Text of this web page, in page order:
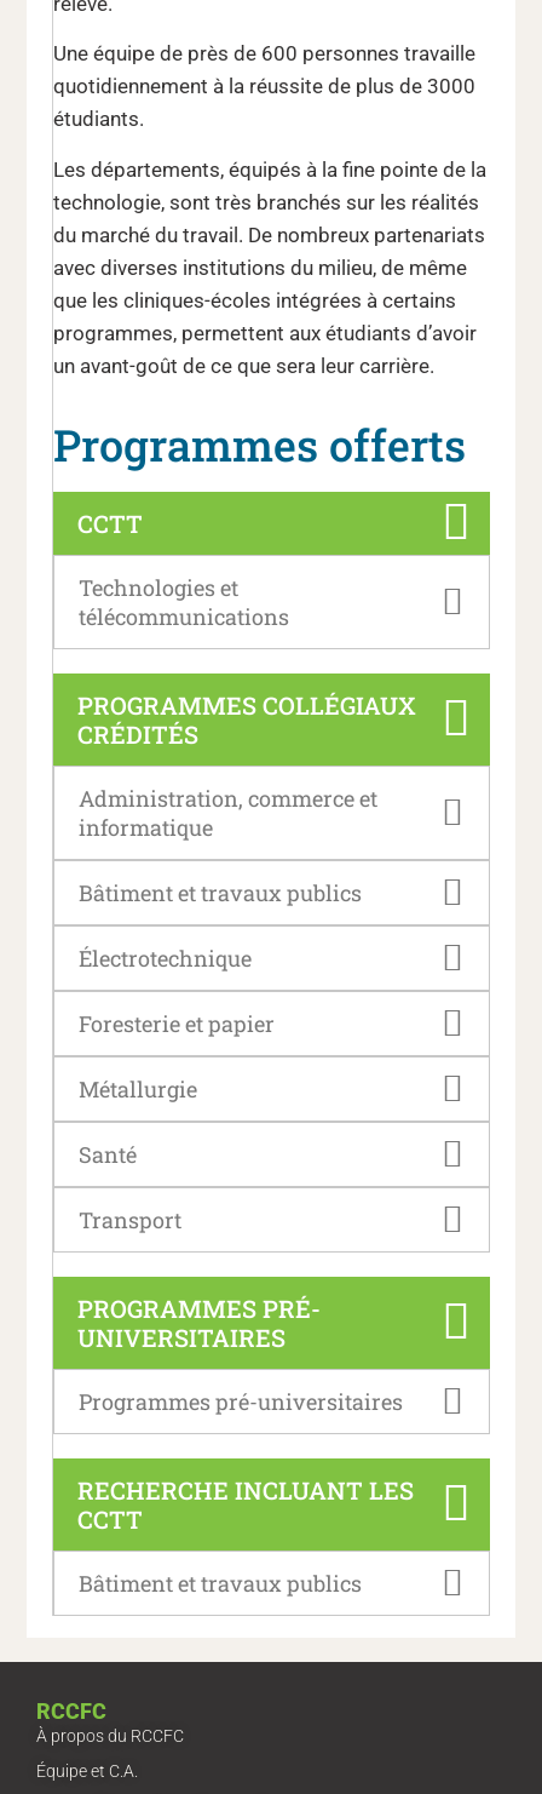
Une équipe de près de 600 personnes travaille
quotidiennement à la réussite de plus de 3000
étudiants.
Les départements, équipés à la fine pointe de la
technologie, sont très branchés sur les réalités
du marché du travail. De nombreux partenariats
avec diverses institutions du milieu, de même
que les cliniques-écoles intégrées à certains
programmes, permettent aux étudiants d’avoir
un avant-goût de ce que sera leur carrière.
Programmes offerts
CCTT
Technologies et
télécommunications
PROGRAMMES COLLÉGIAUX
CRÉDITÉS
Administration, commerce et
informatique
Bâtiment et travaux publics
Électrotechnique
Foresterie et papier
Métallurgie
Santé
Transport
PROGRAMMES PRÉ-
UNIVERSITAIRES
Programmes pré-universitaires
RECHERCHE INCLUANT LES
CCTT
Bâtiment et travaux publics
RCCFC
À propos du RCCFC
Équipe et C.A.